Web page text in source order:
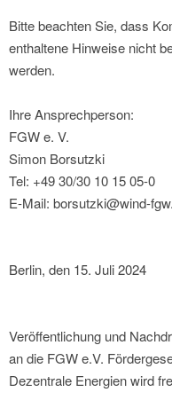
Bitte beachten Sie, dass
enthaltene Hinweise nicht
werden.
Ihre Ansprechperson:
FGW e. V.
Simon Borsutzki
Tel: +49 30/30 10 15 05-0
E-Mail: borsutzki@wind-
Berlin, den 15. Juli 2024
Veröffentlichung und
an die FGW e.V.
Dezentrale Energien wird